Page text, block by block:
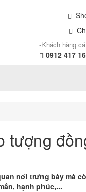
-Khách hàng
0912 417
tượng
nơi trưng bày mà
hạnh phúc,...